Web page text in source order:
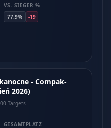
VS. SIEGER %
77.9%
-19
- Compak-
2026)
Targets
GESAMTPLATZ